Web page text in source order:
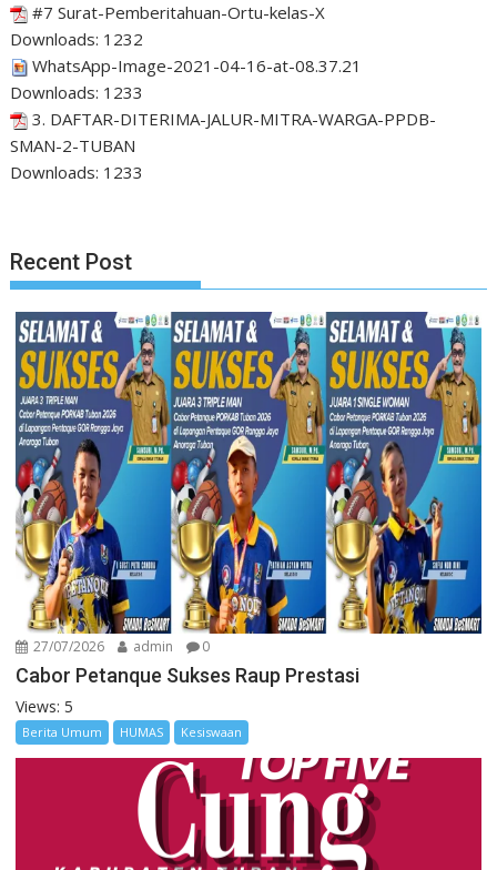
#7 Surat-Pemberitahuan-Ortu-kelas-X
Downloads: 1232
WhatsApp-Image-2021-04-16-at-08.37.21
Downloads: 1233
3. DAFTAR-DITERIMA-JALUR-MITRA-WARGA-PPDB-
SMAN-2-TUBAN
Downloads: 1233
Recent Post
27/07/2026 admin 0
Cabor Petanque Sukses Raup Prestasi
Views: 5
Berita Umum HUMAS Kesiswaan